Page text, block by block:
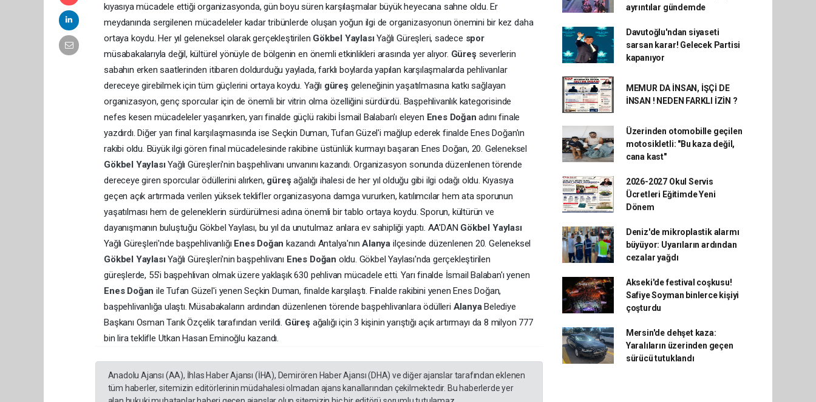
kıyasıya mücadele ettiği organizasyonda, gün boyu süren karşılaşmalar büyük heyecana sahne oldu. Er
meydanında sergilenen mücadeleler kadar tribünlerde oluşan yoğun ilgi de organizasyonun önemini bir kez daha
ortaya koydu. Her yıl geleneksel olarak gerçekleştirilen Gökbel YaylasıYağlı Güreşleri, sadece spor
müsabakalarıyla değil, kültürel yönüyle de bölgenin en önemli etkinlikleri arasında yer alıyor. Güreş severlerin
sabahın erken saatlerinden itibaren doldurduğu yaylada, farklı boylarda yapılan karşılaşmalarda pehlivanlar
dereceye girebilmek için tüm güçlerini ortaya koydu. Yağlı güreş geleneğinin yaşatılmasına katkı sağlayan
organizasyon, genç sporcular için de önemli bir vitrin olma özelliğini sürdürdü. Başpehlivanlık kategorisinde
nefes kesen mücadeleler yaşanırken, yarı finalde güçlü rakibi İsmail Balaban'ı eleyen Enes Doğanadını finale
yazdırdı. Diğer yarı final karşılaşmasında ise Seçkin Duman, Tufan Güzel'i mağlup ederek finalde Enes Doğan'ın
rakibi oldu. Büyük ilgi gören final mücadelesinde rakibine üstünlük kurmayı başaran Enes Doğan, 20. Geleneksel
Gökbel YaylasıYağlı Güreşleri'nin başpehlivanı unvanını kazandı. Organizasyon sonunda düzenlenen törende
dereceye giren sporcular ödüllerini alırken, güreşağalığı ihalesi de her yıl olduğu gibi ilgi odağı oldu. Kıyasıya
geçen açık artırmada verilen yüksek teklifler organizasyona damga vururken, katılımcılar hem ata sporunun
yaşatılması hem de geleneklerin sürdürülmesi adına önemli bir tablo ortaya koydu. Sporun, kültürün ve
dayanışmanın buluştuğu Gökbel Yaylası, bu yıl da unutulmaz anlara ev sahipliği yaptı. AA'DAN Gökbel Yaylası
Yağlı Güreşleri'nde başpehlivanlığı Enes Doğankazandı Antalya'nınAlanya ilçesinde düzenlenen 20. Geleneksel
Gökbel YaylasıYağlı Güreşleri'nin başpehlivanı Enes Doğan oldu. Gökbel Yaylası'nda gerçekleştirilen
güreşlerde, 55'i başpehlivan olmak üzere yaklaşık 630 pehlivan mücadele etti. Yarı finalde İsmail Balaban'ı yenen
Enes Doğan ile Tufan Güzel'i yenen Seçkin Duman, finalde karşılaştı. Finalde rakibini yenen Enes Doğan,
başpehlivanlığa ulaştı. Müsabakaların ardından düzenlenen törende başpehlivanlara ödülleri AlanyaBelediye
Başkanı Osman Tarık Özçelik tarafından verildi. Güreş ağalığı için 3 kişinin yarıştığı açık artırmayı da 8 milyon 777
bin lira teklifle Utkan Hasan Eminoğlu kazandı.
Anadolu Ajansı (AA), İhlas Haber Ajansı (İHA), Demirören Haber Ajansı (DHA) ve diğer ajanslar tarafından eklenen
tüm haberler, sitemizin editörlerinin müdahalesi olmadan ajans kanallarından çekilmektedir. Bu haberlerde yer
ayrıntılar gündemde
Davutoğlu'ndan siyaseti
sarsan karar! Gelecek Partisi
kapanıyor
MEMUR DA İNSAN, İŞÇİ DE
İNSAN ! NEDEN FARKLI İZİN ?
Üzerinden otomobille geçilen
motosikletli: "Bu kaza değil,
cana kast"
2026-2027 Okul Servis
Ücretleri Eğitimde Yeni
Dönem
Deniz'de mikroplastik alarmı
büyüyor: Uyarıların ardından
cezalar yağdı
Akseki'de festival coşkusu!
Safiye Soyman binlerce kişiyi
çoşturdu
Mersin'de dehşet kaza:
Yaralıların üzerinden geçen
sürücü tutuklandı